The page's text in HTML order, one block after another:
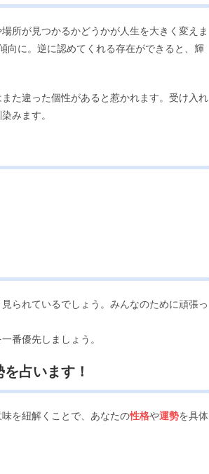
所が見つかるかどうかが人生を大きく変えま
向に。逆に認めてくれる存在ができると、輝
た違った個性があると惹かれます。受け入れ
みます。
られているでしょう。みんなのために頑張っ
番優先しましょう。
占います！
を紐解くことで、あなたの性格や運勢を具体